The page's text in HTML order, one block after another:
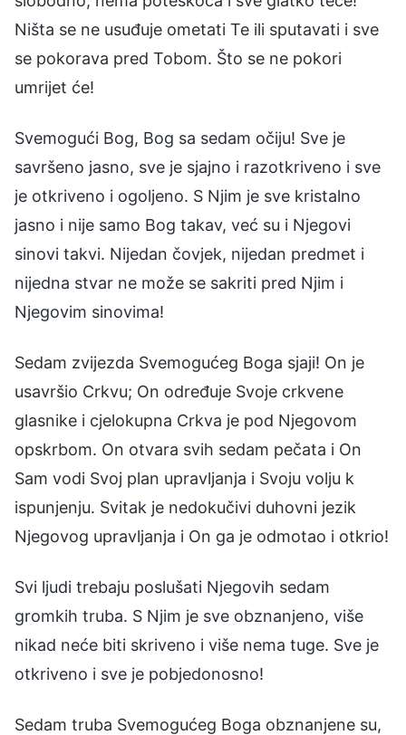
Ništa se ne usuđuje ometati Te ili sputavati i sve
se pokorava pred Tobom. Što se ne pokori
umrijet će!
Svemogući Bog, Bog sa sedam očiju! Sve je
savršeno jasno, sve je sjajno i razotkriveno i sve
je otkriveno i ogoljeno. S Njim je sve kristalno
jasno i nije samo Bog takav, već su i Njegovi
sinovi takvi. Nijedan čovjek, nijedan predmet i
nijedna stvar ne može se sakriti pred Njim i
Njegovim sinovima!
Sedam zvijezda Svemogućeg Boga sjaji! On je
usavršio Crkvu; On određuje Svoje crkvene
glasnike i cjelokupna Crkva je pod Njegovom
opskrbom. On otvara svih sedam pečata i On
Sam vodi Svoj plan upravljanja i Svoju volju k
ispunjenju. Svitak je nedokučivi duhovni jezik
Njegovog upravljanja i On ga je odmotao i otkrio!
Svi ljudi trebaju poslušati Njegovih sedam
gromkih truba. S Njim je sve obznanjeno, više
nikad neće biti skriveno i više nema tuge. Sve je
otkriveno i sve je pobjedonosno!
Sedam truba Svemogućeg Boga obznanjene su,